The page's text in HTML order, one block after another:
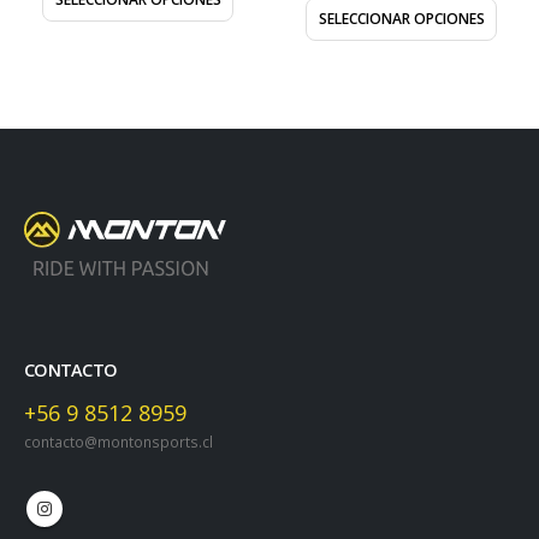
SELECCIONAR OPCIONES
CONTACTO
+56 9 8512 8959
contacto@montonsports.cl